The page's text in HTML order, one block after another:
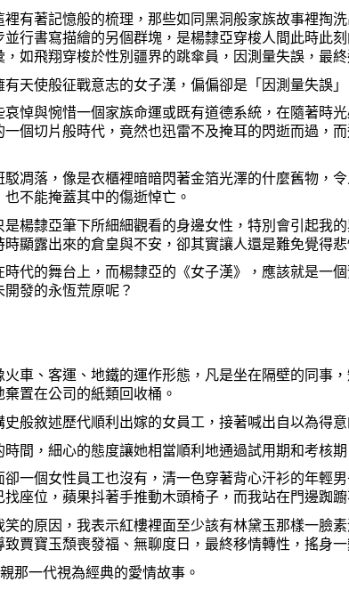
著記憶般的梳理，那些如同黑洞般家族故事裡掏
行書寫描繪的另個群塊，是楊隸亞穿梭人間此時此
如飛翔穿梭於性別疆界的跳傘員，因測量失誤，最終
使般征戰意志的女子漢，偏偏卻是「因測量失誤」
與惋惜一個家族命運或既有道德系統，在隨著時
個切片般時代，竟然也迅雷不及掩耳的閃逝而過，
落，像是衣櫃裡暗暗閃著金箔光澤的什麼舊物，
不能掩蓋其中的傷逝悼亡。
隸亞筆下所細細觀看的身邊女性，特別會引起我
顯露出來的倉皇與不安，卻其實讓人還是難免覺得
的舞台上，而楊隸亞的《女子漢》，應該就是一
發的永恆荒原呢？
車、客運、地鐵的運作形態，凡是坐在隔壁的同事
置在公司的紙類回收桶。
般敘述歷代順利出嫁的女員工，接著喊出自以為得意
間，細心的態度讓她相當順利地通過試用期和考核
一個女性員工也沒有，清一色穿著背心汗衫的年輕
座位，蘋果抖著手推動木頭椅子，而我站在門邊踟
的原因，我表示紅樓裡面至少該有林黛玉那樣一臉
賈寶玉頹喪發福、無聊度日，最終移情轉性，搖身
那一代視為經典的愛情故事。